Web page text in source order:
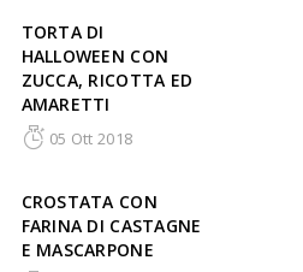
TORTA DI
HALLOWEEN CON
ZUCCA, RICOTTA ED
AMARETTI
05 Ott 2018
CROSTATA CON
FARINA DI CASTAGNE
E MASCARPONE